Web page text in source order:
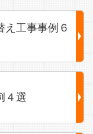
え工事事例６
４選